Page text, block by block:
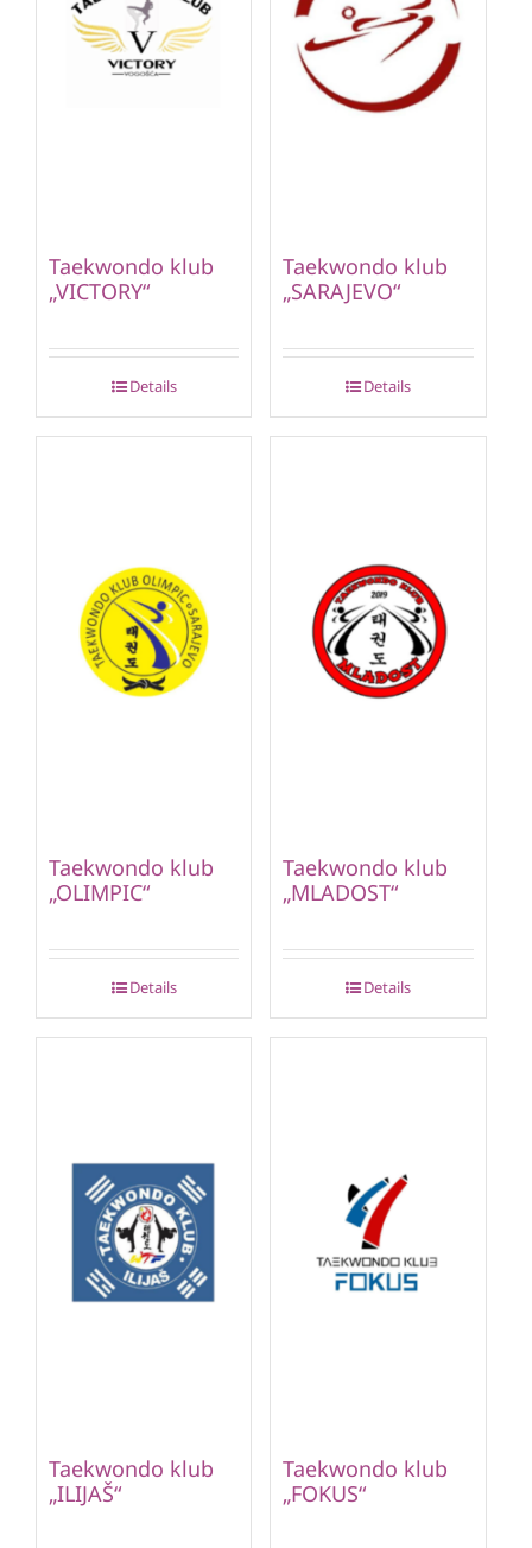
Taekwondo klub
„VICTORY“
Details
Taekwondo klub
„SARAJEVO“
Details
Taekwondo klub
„OLIMPIC“
Details
Taekwondo klub
„MLADOST“
Details
Taekwondo klub
„ILIJAŠ“
Taekwondo klub
„FOKUS“